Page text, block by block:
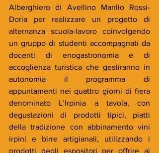
Alberghiero di Avellino Manlio Rossi-
Doria per realizzare un progetto di
alternanza scuola-lavoro coinvolgendo
un gruppo di studenti accompagnati da
docenti di enogastronomia e di
accoglienza turistica che gestiranno in
autonomia il programma di
appuntamenti nei quattro giorni di fiera
denominato L’Irpinia a tavola, con
degustazioni di prodotti tipici, piatti
della tradizione con abbinamento vini
irpini e birre artigianali, utilizzando i
prodotti degli espositori per offrire ai